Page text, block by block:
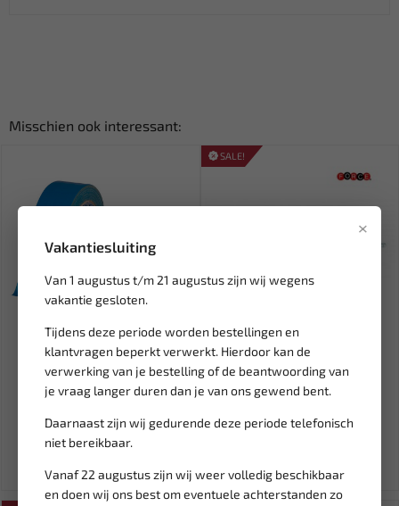
×
Vakantiesluiting
Van 1 augustus t/m 21 augustus zijn wij wegens
vakantie gesloten.
Tijdens deze periode worden bestellingen en
klantvragen beperkt verwerkt. Hierdoor kan de
verwerking van je bestelling of de beantwoording van
je vraag langer duren dan je van ons gewend bent.
Daarnaast zijn wij gedurende deze periode telefonisch
niet bereikbaar.
Vanaf 22 augustus zijn wij weer volledig beschikbaar
en doen wij ons best om eventuele achterstanden zo
Misschien ook interessant:
Leverbaar
HPX 6200 Repair Duct tape
licht blauw 48mm x 25 me...
9,95
Ex. btw: € 8,22
SALE!
Leverbaar
FORCE Spanrol blokkeer
gereedschap VAG 1.4 / 1.9...
15,27
17,97